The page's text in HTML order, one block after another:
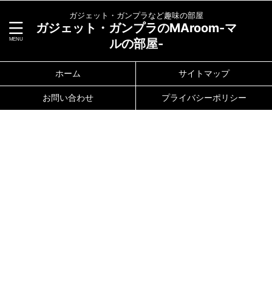
ガジェット・ガンプラなど趣味の部屋
ガジェット・ガンプラのMAroom-マ
ルの部屋-
ホーム サイトマップ
お問い合わせ プライバシーポリシー